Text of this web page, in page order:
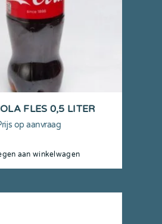
FLES 0,5 LITER
op aanvraag
aan winkelwagen